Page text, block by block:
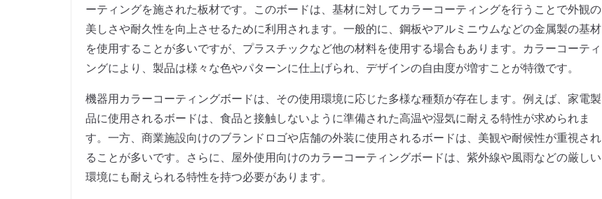
ーティングを施された板材です。このボードは、基材に対してカラーコーティングを行うことで外観の
美しさや耐久性を向上させるために利用されます。一般的に、鋼板やアルミニウムなどの金属製の基材
を使用することが多いですが、プラスチックなど他の材料を使用する場合もあります。カラーコーティ
ングにより、製品は様々な色やパターンに仕上げられ、デザインの自由度が増すことが特徴です。
機器用カラーコーティングボードは、その使用環境に応じた多様な種類が存在します。例えば、家電製
品に使用されるボードは、食品と接触しないように準備された高温や湿気に耐える特性が求められま
す。一方、商業施設向けのブランドロゴや店舗の外装に使用されるボードは、美観や耐候性が重視され
ることが多いです。さらに、屋外使用向けのカラーコーティングボードは、紫外線や風雨などの厳しい
環境にも耐えられる特性を持つ必要があります。